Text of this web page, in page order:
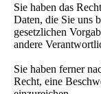
Sie haben das
Daten, die Sie uns
gesetzlichen
andere
Sie haben ferner
Recht, eine